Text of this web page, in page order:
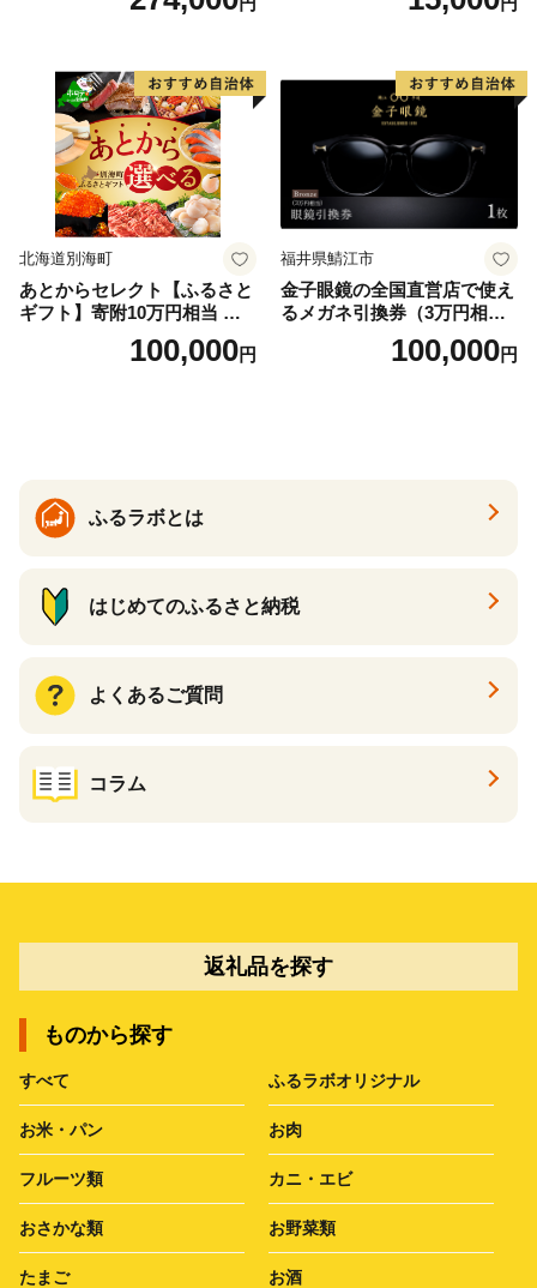
北海道別海町
あとからセレクト【ふるさと
ギフト】寄附10万円相当 あ
とから選べる！ ギフト いく
ら ほたて 海鮮 牛肉 別海町
ギフト ふるさと納税 ）
100,000円
福井県鯖江市
金子眼鏡の全国直営店で使え
るメガネ引換券（3万円相
100,000円
ふるラボとは
はじめてのふるさと納税
よくあるご質問
コラム
返礼品を探す
ものから探す
すべて ふるラボオリジナル
お米・パン お肉
フルーツ類 カニ・エビ
おさかな類 お野菜類
たまご お酒